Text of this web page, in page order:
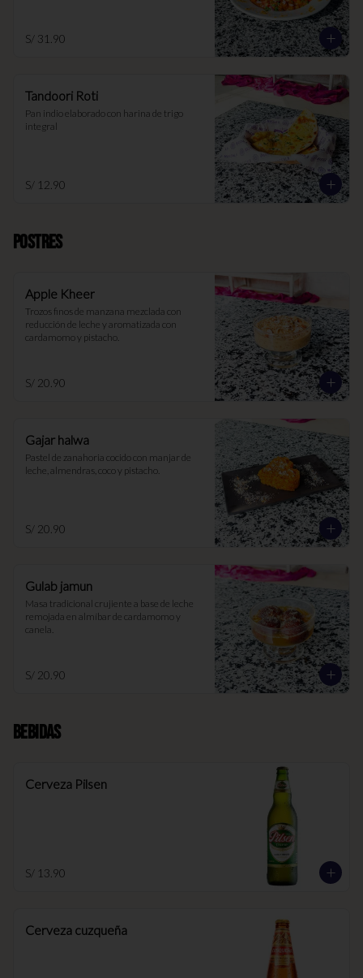
S/ 31.90
Tandoori Roti
Pan indio elaborado con harina de trigo
integral
S/ 12.90
Postres
Apple Kheer
Trozos finos de manzana mezclada con
reducción de leche y aromatizada con
cardamomo y pistacho.
S/ 20.90
Gajar halwa
Pastel de zanahoria cocido con manjar de
leche, almendras, coco y pistacho.
S/ 20.90
Gulab jamun
Masa tradicional crujiente a base de leche
remojada en almíbar de cardamomo y
canela.
S/ 20.90
Bebidas
Cerveza Pilsen
S/ 13.90
Cerveza cuzqueña